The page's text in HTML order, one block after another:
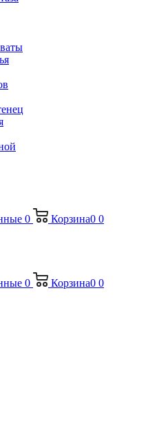
0 Корзина0 0
0 Корзина0 0